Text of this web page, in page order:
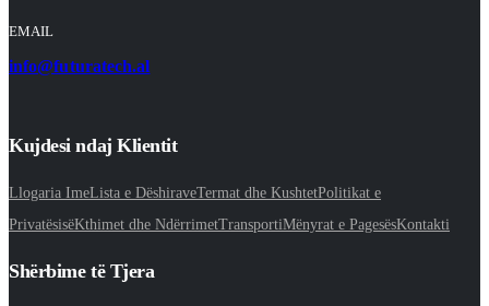
EMAIL
info@futuratech.al
Kujdesi ndaj Klientit
Llogaria ImeLista e DëshiraveTermat dhe KushtetPolitikat e
PrivatësisëKthimet dhe NdërrimetTransportiMënyrat e PagesësKontakti
Shërbime të Tjera